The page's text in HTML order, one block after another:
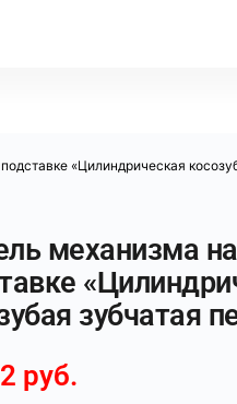
«Цилиндрическая
механизма на
зубчатая
руб.